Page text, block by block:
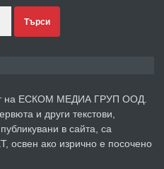
преди 2 години
уроци по
Търси
на ЕСКОМ МЕДИА ГРУП ООД.
и други текстови,
в сайта, са
освен ако изрично е посочено